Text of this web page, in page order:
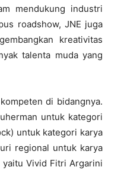
mendukung industri
roadshow, JNE juga
kreativitas
talenta muda yang
di bidangnya.
untuk kategori
untuk kategori karya
regional untuk karya
Vivid Fitri Argarini